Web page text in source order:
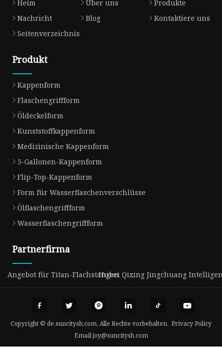
Heim Über uns
Produkte
Nachricht
Blog
Kontaktiere uns
Seitenverzeichnis
Produkt
Kappenform
Flaschengriffform
Öldeckelform
Kunststoffkappenform
Medizinische Kappenform
5-Gallonen-Kappenform
Flip-Top-Kappenform
Form für Wasserflaschenverschlüsse
Ölflaschengriffform
Wasserflaschengriffform
Partnerfirma
Angebot für Titan-FlachstangenHubei Qixing Jingchuang
Copyright © de.suncitysh.com, Alle Rechte vorbehalten. Privacy Policy
Emailjoy@suncitysh.com